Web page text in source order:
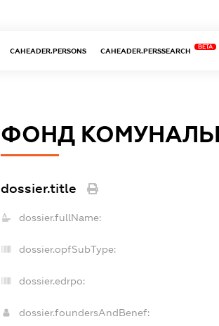
CAHEADER.PERSONS CAHEADER.PERSSEARCH
BETA
ФОНД
dossier.title
dossier.fullName:
dossier.opfSubType:
dossier.edrpo:
dossier.foundersAndBenef: